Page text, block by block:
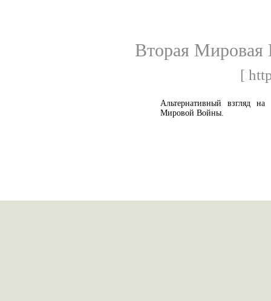
Вторая Мировая
[
Альтернативный взгляд
Мировой Войны.